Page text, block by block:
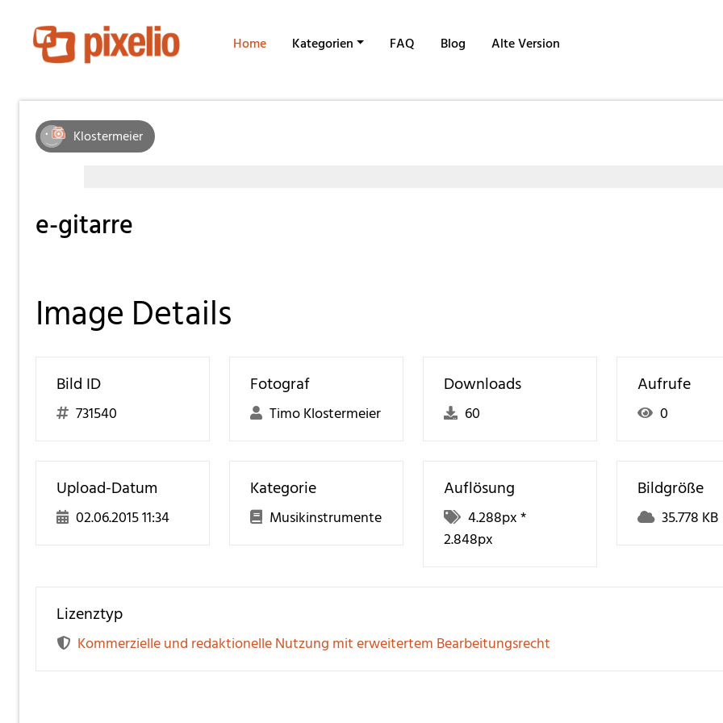
Home Kategorien FAQ Blog Alte Version
Klostermeier
e-gitarre
Image Details
Bild ID
731540
Fotograf
Timo Klostermeier
Downloads
60
Aufrufe
0
Upload-Datum
02.06.2015 11:34
Kategorie
Musikinstrumente
Auflösung
4.288px *
2.848px
Bildgröße
35.778 KB
Lizenztyp
Kommerzielle und redaktionelle Nutzung mit erweitertem Bearbeitungsrecht